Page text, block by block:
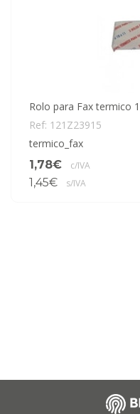
Rolo para Fax termico
Ref: 121Z23915
termico_fax
1,78€
c/IVA
1,45€ s/IVA